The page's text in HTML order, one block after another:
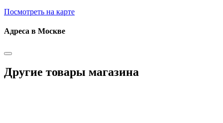
Посмотреть на карте
Адреса в Москве
Другие товары магазина